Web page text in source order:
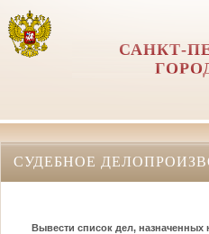
САНКТ-
СУДЕБНОЕ
Вывести список дел, назначенных